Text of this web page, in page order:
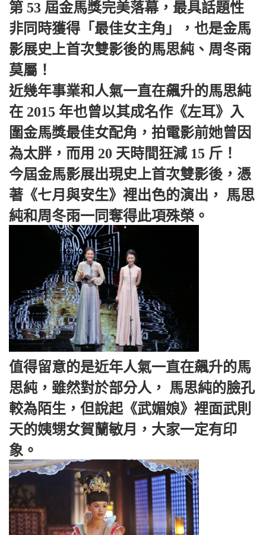
第 53 屆金馬獎完美落幕，最具話題性
非同時獲得「最佳女主角」，也是金馬
影展史上首次雙影後的馬思純、周冬雨
莫屬！
近幾年事業和人氣一直在飆升的馬思純
在 2015 年也曾以其成名作《左耳》入
圍金馬獎最佳女配角，拍電影前她曾因
為太胖，而用 20 天時間狂減 15 斤！
今屆金馬影展出現史上首次雙影後，憑
著《七月與安生》裡出色的演出， 馬思
純和周冬雨一同奪得此項殊榮。
值得留意的是近年人氣一直在飆升的馬
思純，雖然對於部分人， 馬思純的臉孔
較為陌生，但說起《武媚娘》裡面武則
天的姨甥女賀蘭敏月，大家一定有印
象。